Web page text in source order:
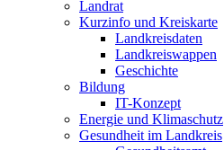
Landrat
Kurzinfo und Kreiskarte
Landkreisdaten
Landkreiswappen
Geschichte
Bildung
IT-Konzept
Energie und Klimaschutz
Gesundheit im Landkreis